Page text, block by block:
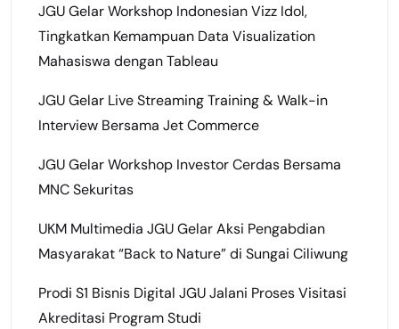
JGU Gelar Workshop Indonesian Vizz Idol,
Tingkatkan Kemampuan Data Visualization
Mahasiswa dengan Tableau
JGU Gelar Live Streaming Training & Walk-in
Interview Bersama Jet Commerce
JGU Gelar Workshop Investor Cerdas Bersama
MNC Sekuritas
UKM Multimedia JGU Gelar Aksi Pengabdian
Masyarakat “Back to Nature” di Sungai Ciliwung
Prodi S1 Bisnis Digital JGU Jalani Proses Visitasi
Akreditasi Program Studi